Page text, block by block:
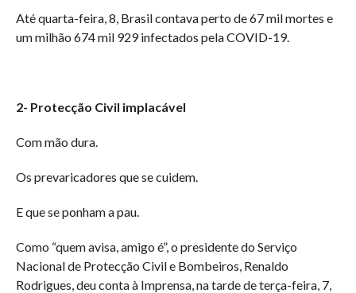
Até quarta-feira, 8, Brasil contava perto de 67 mil mortes e
um milhão 674 mil 929 infectados pela COVID-19.
2- Protecção Civil implacável
Com mão dura.
Os prevaricadores que se cuidem.
E que se ponham a pau.
Como “quem avisa, amigo é”, o presidente do Serviço
Nacional de Protecção Civil e Bombeiros, Renaldo
Rodrigues, deu conta à Imprensa, na tarde de terça-feira, 7,